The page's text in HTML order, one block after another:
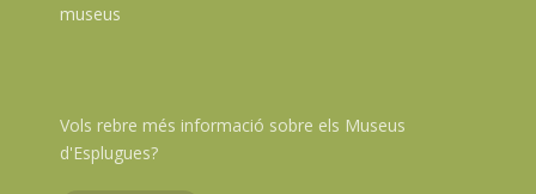
museus
Vols rebre més informació sobre els Museus
d'Esplugues?